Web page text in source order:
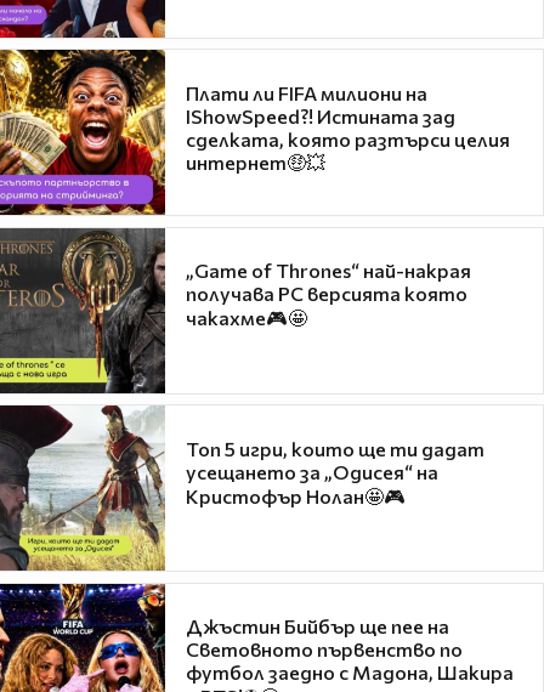
Плати ли FIFA милиони на
IShowSpeed?! Истината зад
сделката, която разтърси целия
интернет🤑💥
„Game of Thrones“ най-накрая
получава PC версията която
чакахме🎮🤩
Топ 5 игри, които ще ти дадат
усещането за „Одисея“ на
Кристофър Нолан🤩🎮
Джъстин Бийбър ще пее на
Световното първенство по
футбол заедно с Мадона, Шакира